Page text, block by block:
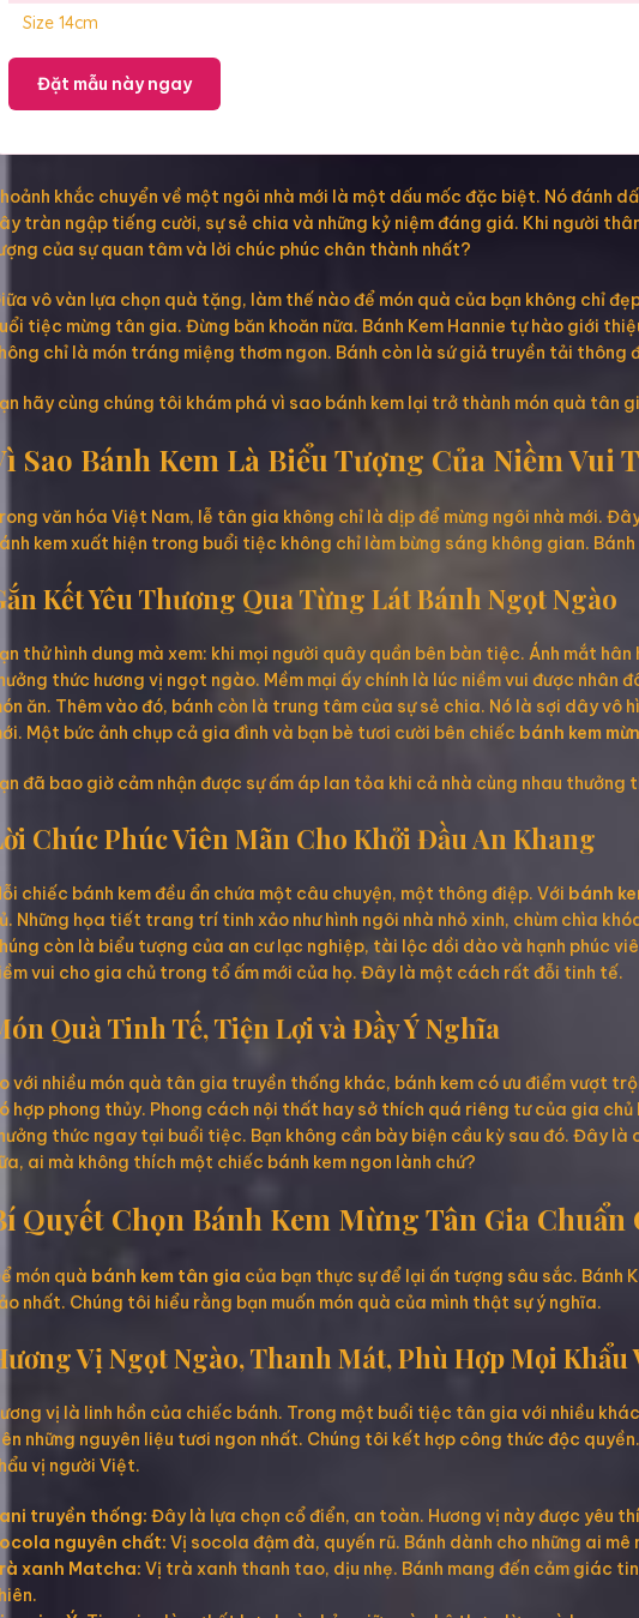
Size 14cm
Đặt mẫu này ngay
khắc chuyển về một ngôi nhà mới là một dấu mốc đặc biệt. Nó đánh
tràn ngập tiếng cười, sự sẻ chia và những kỷ niệm đáng giá. Khi người
của sự quan tâm và lời chúc phúc chân thành nhất?
vô vàn lựa chọn quà tặng, làm thế nào để món quà của bạn không chỉ
tiệc mừng tân gia. Đừng băn khoăn nữa. Bánh Kem Hannie tự hào giới
chỉ là món tráng miệng thơm ngon. Bánh còn là sứ giả truyền tải thông
hãy cùng chúng tôi khám phá vì sao bánh kem lại trở thành món quà tân
Sao Bánh Kem Là Biểu Tượng Của Niềm Vui
văn hóa Việt Nam, lễ tân gia không chỉ là dịp để mừng ngôi nhà mới.
kem xuất hiện trong buổi tiệc không chỉ làm bừng sáng không gian.
Kết Yêu Thương Qua Từng Lát Bánh Ngọt Ngào
thử hình dung mà xem: khi mọi người quây quần bên bàn tiệc. Ánh mắt
thức hương vị ngọt ngào. Mềm mại ấy chính là lúc niềm vui được nhân
ăn. Thêm vào đó, bánh còn là trung tâm của sự sẻ chia. Nó là sợi dây
Một bức ảnh chụp cả gia đình và bạn bè tươi cười bên chiếc bánh kem
đã bao giờ cảm nhận được sự ấm áp lan tỏa khi cả nhà cùng nhau
Chúc Phúc Viên Mãn Cho Khởi Đầu An Khang
chiếc bánh kem đều ẩn chứa một câu chuyện, một thông điệp. Với bánh
Những họa tiết trang trí tinh xảo như hình ngôi nhà nhỏ xinh, chùm chìa
còn là biểu tượng của an cư lạc nghiệp, tài lộc dồi dào và hạnh phúc
vui cho gia chủ trong tổ ấm mới của họ. Đây là một cách rất đỗi tinh tế.
Quà Tinh Tế, Tiện Lợi và Đầy Ý Nghĩa
với nhiều món quà tân gia truyền thống khác, bánh kem có ưu điểm vượt
hợp phong thủy. Phong cách nội thất hay sở thích quá riêng tư của gia
thức ngay tại buổi tiệc. Bạn không cần bày biện cầu kỳ sau đó. Đây
ai mà không thích một chiếc bánh kem ngon lành chứ?
Quyết Chọn Bánh Kem Mừng Tân Gia
món quà bánh kem tân gia của bạn thực sự để lại ấn tượng sâu sắc. Bánh
nhất. Chúng tôi hiểu rằng bạn muốn món quà của mình thật sự ý nghĩa.
Vị Ngọt Ngào, Thanh Mát, Phù Hợp Mọi Khẩu
vị là linh hồn của chiếc bánh. Trong một buổi tiệc tân gia với nhiều
những nguyên liệu tươi ngon nhất. Chúng tôi kết hợp công thức độc
vị người Việt.
truyền thống: Đây là lựa chọn cổ điển, an toàn. Hương vị này được yêu
nguyên chất: Vị socola đậm đà, quyến rũ. Bánh dành cho những ai
xanh Matcha: Vị trà xanh thanh tao, dịu nhẹ. Bánh mang đến cảm giác